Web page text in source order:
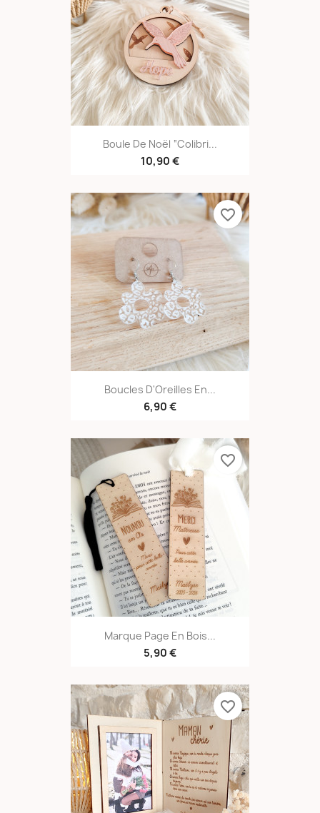
Boule De Noël “Colibri...
10,90 €
Boucles D'Oreilles En...
6,90 €
favorite_border
Marque Page En Bois...
5,90 €
favorite_border
favorite_border